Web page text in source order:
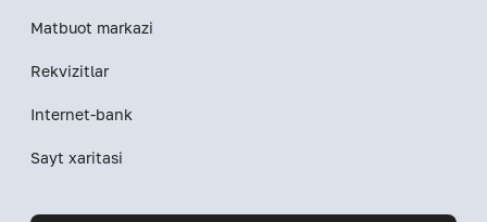
Matbuot markazi
Rekvizitlar
Internet-bank
Sayt xaritasi